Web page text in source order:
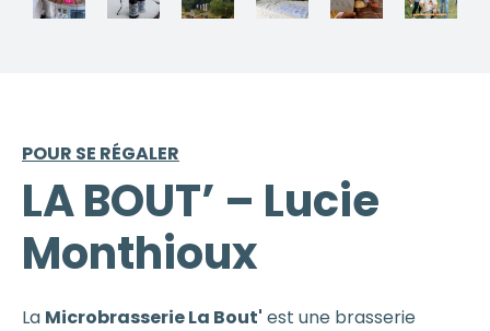
POUR SE RÉGALER
LA BOUT’ – Lucie
Monthioux
La Microbrasserie La Bout' est une brasserie